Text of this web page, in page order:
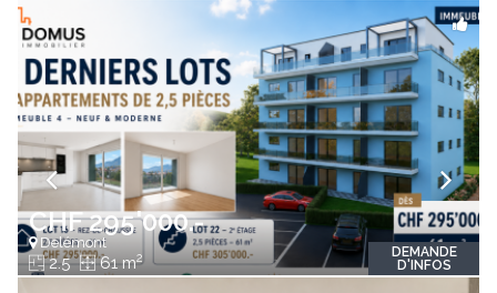
CHF 295'000.-
Delémont
2.5 61 m2
DEMANDE
D'INFOS